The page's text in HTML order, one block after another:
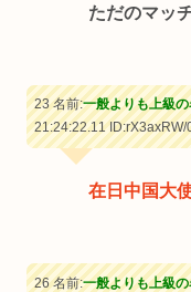
ただのマッ
23 名前:一般よりも上級
21:24:22.11ID:rX3axRW/
在日中国大
26 名前:一般よりも上級